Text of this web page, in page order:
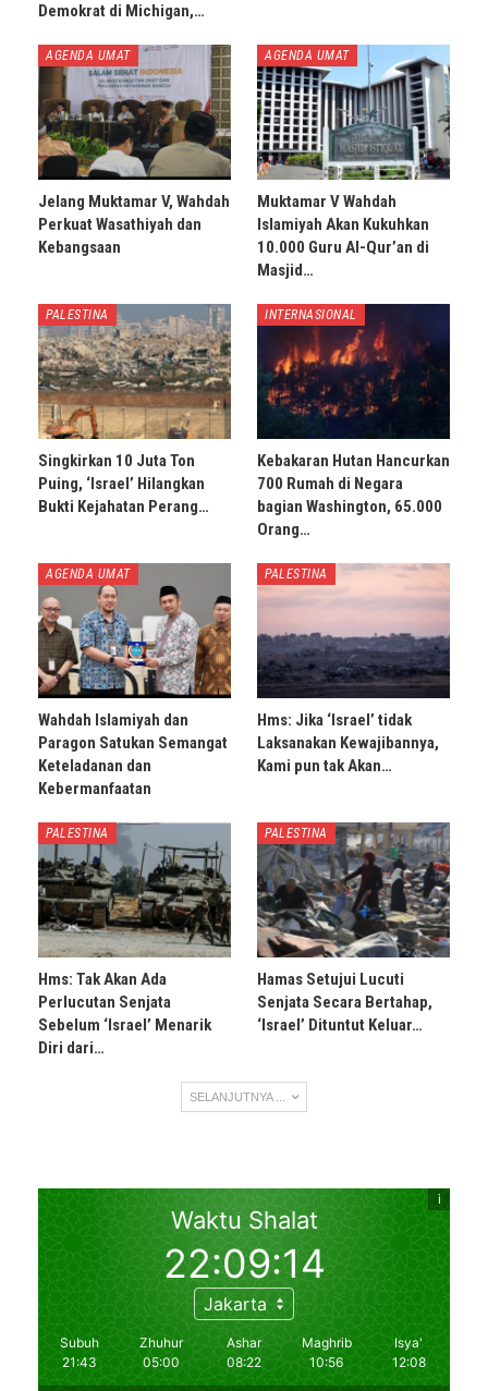
Demokrat di Michigan,…
AGENDA UMAT
Jelang Muktamar V, Wahdah
Perkuat Wasathiyah dan
Kebangsaan
AGENDA UMAT
Muktamar V Wahdah
Islamiyah Akan Kukuhkan
10.000 Guru Al-Qur’an di
Masjid…
PALESTINA
Singkirkan 10 Juta Ton
Puing, ‘Israel’ Hilangkan
Bukti Kejahatan Perang…
INTERNASIONAL
Kebakaran Hutan Hancurkan
700 Rumah di Negara
bagian Washington, 65.000
Orang…
AGENDA UMAT
Wahdah Islamiyah dan
Paragon Satukan Semangat
Keteladanan dan
Kebermanfaatan
PALESTINA
Hms: Jika ‘Israel’ tidak
Laksanakan Kewajibannya,
Kami pun tak Akan…
PALESTINA
Hms: Tak Akan Ada
Perlucutan Senjata
Sebelum ‘Israel’ Menarik
Diri dari…
PALESTINA
Hamas Setujui Lucuti
Senjata Secara Bertahap,
‘Israel’ Dituntut Keluar…
SELANJUTNYA ...